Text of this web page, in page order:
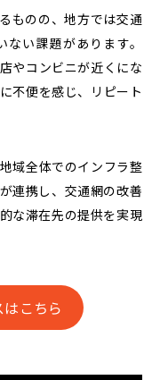
ものの、地方では交通
い課題があります。
やコンビニが近くにな
不便を感じ、リピート
域全体でのインフラ整
連携し、交通網の改善
な滞在先の提供を実現
こちら